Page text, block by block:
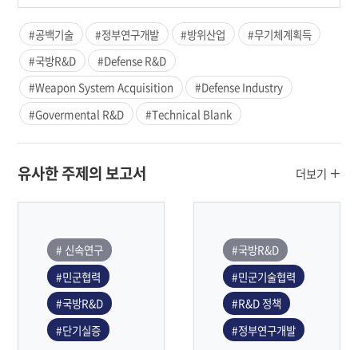
#공백기술 #정부연구개발 #방위산업
#무기체계획득
#국방R&D
#Defense R&D
#Weapon System Acquisition
#Defense Industry
#Govermental R&D
#Technical Blank
유사한 주제의 보고서
# 신속연구
#민군협력
#국방R&D
#단기실증
#국방R&D
#민군기술협력
#R&D 정책
#정부연구개발
더보기